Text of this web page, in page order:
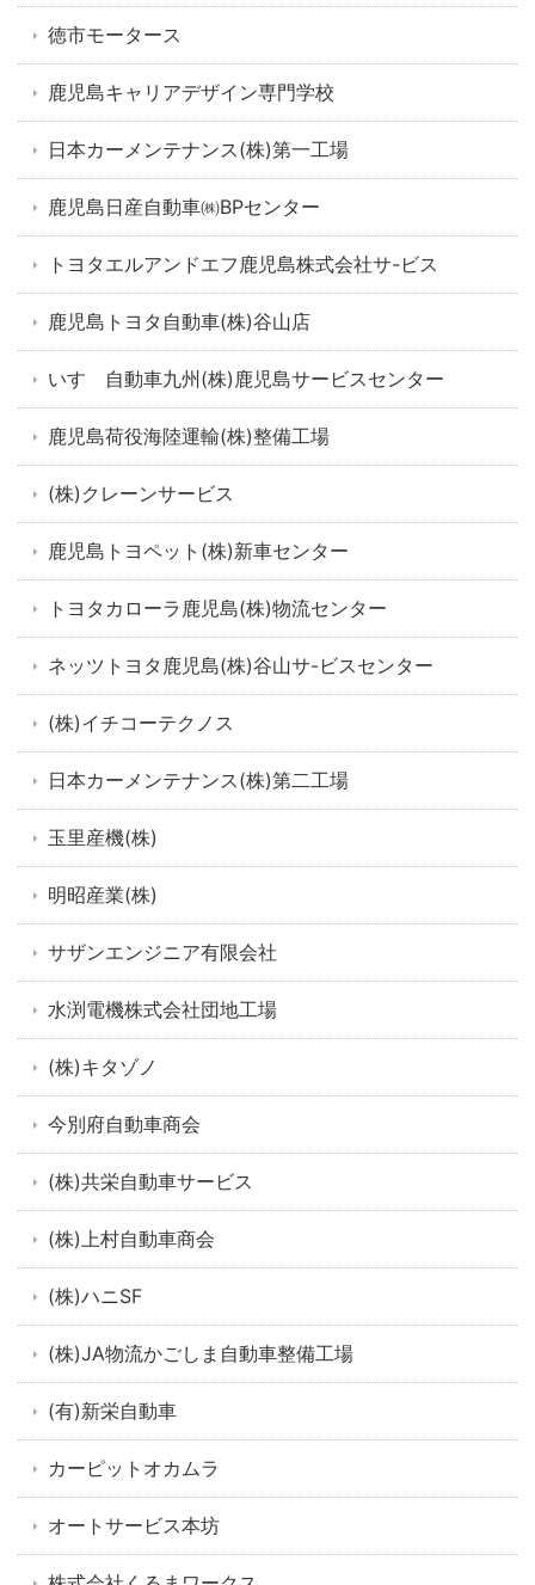
徳市モータース
鹿児島キャリアデザイン専門学校
日本カーメンテナンス(株)第一工場
鹿児島日産自動車㈱BPセンター
トヨタエルアンドエフ鹿児島株式会社サ-ビス
鹿児島トヨタ自動車(株)谷山店
いすゞ自動車九州(株)鹿児島サービスセンター
鹿児島荷役海陸運輸(株)整備工場
(株)クレーンサービス
鹿児島トヨペット(株)新車センター
トヨタカローラ鹿児島(株)物流センター
ネッツトヨタ鹿児島(株)谷山サ-ビスセンター
(株)イチコーテクノス
日本カーメンテナンス(株)第二工場
玉里産機(株)
明昭産業(株)
サザンエンジニア有限会社
水渕電機株式会社団地工場
(株)キタゾノ
今別府自動車商会
(株)共栄自動車サービス
(株)上村自動車商会
(株)ハニSF
(株)JA物流かごしま自動車整備工場
(有)新栄自動車
カーピットオカムラ
オートサービス本坊